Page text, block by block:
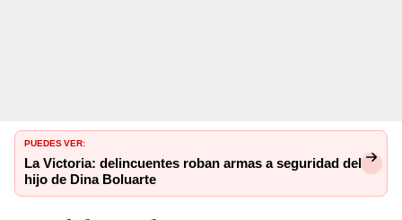
PUEDES VER:
La Victoria: delincuentes roban armas a seguridad del
hijo de Dina Boluarte